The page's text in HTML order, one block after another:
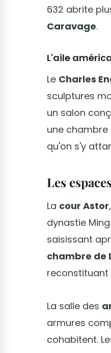
632 abrite
Caravage.
L'aile
Le Charles
sculptures
un salon
une chambre
qu'on s'y
Les
La cour Astor
dynastie
saisissant
chambre de
reconstituant
La salle des
armures
cohabitent.